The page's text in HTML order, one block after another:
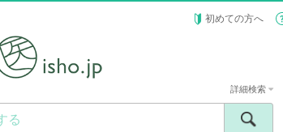
初めての方へ
詳細検索